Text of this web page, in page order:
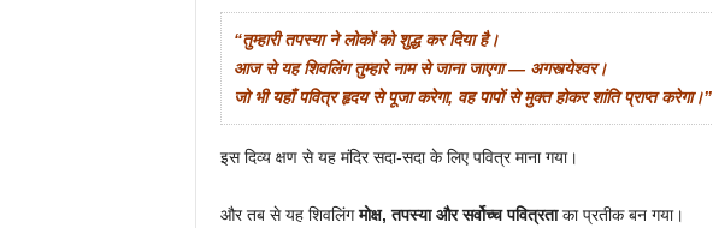
“तुम्हारी तपस्या ने लोकों को शुद्ध कर दिया है।
आज से यह शिवलिंग तुम्हारे नाम से जाना जाएगा — अगस्त्येश्वर।
जो भी यहाँ पवित्र हृदय से पूजा करेगा, वह पापों से मुक्त होकर शांति प्राप्त करेगा।”
इस दिव्य क्षण से यह मंदिर सदा-सदा के लिए पवित्र माना गया।
और तब से यह शिवलिंगमोक्ष, तपस्या और सर्वोच्च पवित्रताका प्रतीक बन गया।